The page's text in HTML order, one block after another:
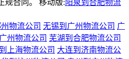
规合同。 移动版: 阳泉到合肥物流
物流公司 无锡到广州物流公司 广
州物流公司 芜湖到合肥物流公司
上海物流公司 大连到济南物流公